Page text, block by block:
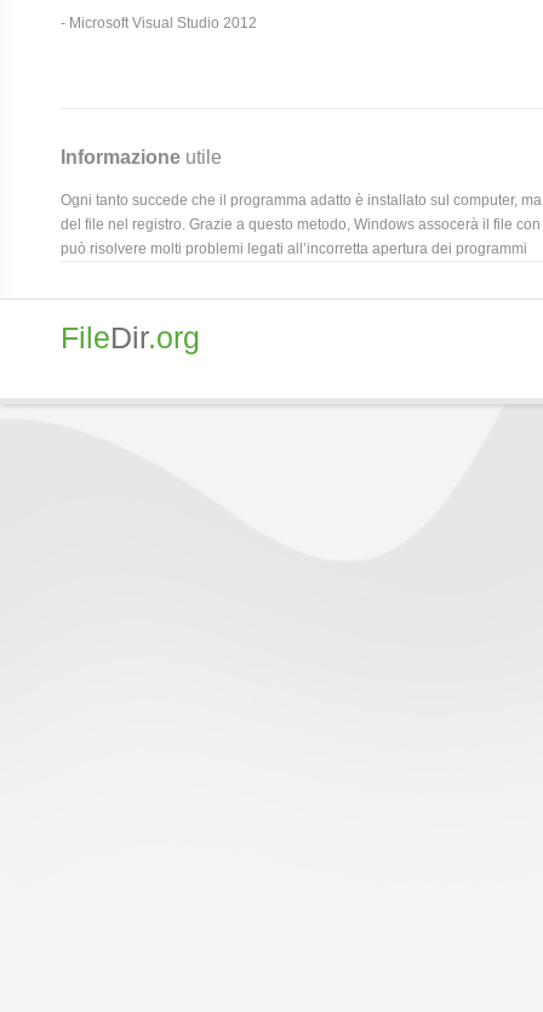
- Microsoft Visual Studio 2012
Informazione utile
Ogni tanto succede che il programma adatto è installato sul computer,
del file nel registro. Grazie a questo metodo, Windows assocerà il file
può risolvere molti problemi legati all’incorretta apertura dei programmi
FileDir.org